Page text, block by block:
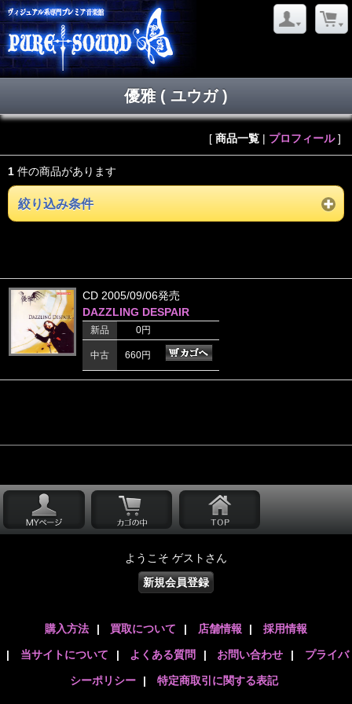
優雅 ( ユウガ )
[ 商品一覧 | プロフィール]
1 件の商品があります
絞り込み条件
CD 2005/09/06発売
DAZZLING DESPAIR
新品 0円
中古 660円
ようこそ ゲストさん
新規会員登録
購入方法 | 買取について | 店舗情報 | 採用情報
| 当サイトについて | よくある質問 | お問い合わせ | プライバ
シーポリシー | 特定商取引に関する表記